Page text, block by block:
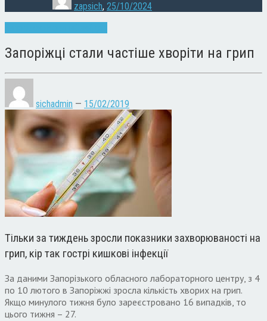
zapsich, 25/10/2024
Запоріжці стали частіше хворіти на грип
sichadmin — 15/02/2019
Тільки за тиждень зросли показники захворюваності на
грип, кір так гострі кишкові інфекції
За даними Запорізького обласного лабораторного центру, з 4
по 10 лютого в Запоріжжі зросла кількість хворих на грип.
Якщо минулого тижня було зареєстровано 16 випадків, то
цього тижня – 27.